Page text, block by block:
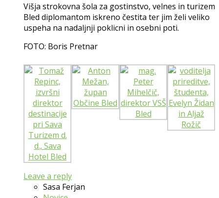
Višja strokovna šola za gostinstvo, velnes in turizem
Bled diplomantom iskreno čestita ter jim želi veliko
uspeha na nadaljnji poklicni in osebni poti.
FOTO: Boris Pretnar
Leave a reply
Sasa Ferjan